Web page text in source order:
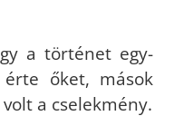
a történet egy-
őket, mások
a cselekmény.